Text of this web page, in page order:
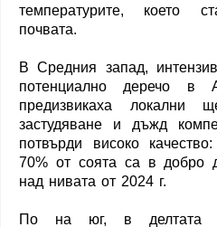
температурите, което
почвата.
В Средния запад,
потенциално деречо
предизвикаха локални
застудяване и дъжд
потвърди високо
70% от соята са в добро
над нивата от 2024 г.
По на юг, в делтата